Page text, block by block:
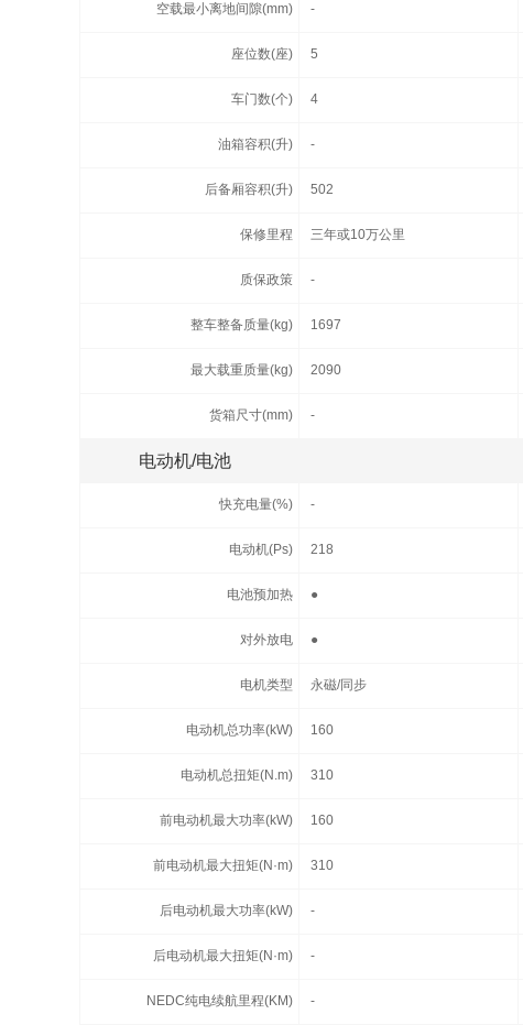
空载最小离地间隙(mm) -
座位数(座) 5
车门数(个) 4
油箱容积(升) -
后备厢容积(升) 502
保修里程 三年或10万公里
质保政策 -
整车整备质量(kg) 1697
最大载重质量(kg) 2090
货箱尺寸(mm) -
电动机/电池
快充电量(%) -
电动机(Ps) 218
电池预加热 ●
对外放电 ●
电机类型 永磁/同步
电动机总功率(kW) 160
电动机总扭矩(N.m) 310
前电动机最大功率(kW) 160
前电动机最大扭矩(N·m) 310
后电动机最大功率(kW) -
后电动机最大扭矩(N·m) -
NEDC纯电续航里程(KM) -